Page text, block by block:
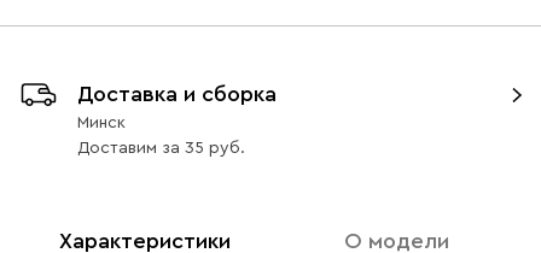
Доставка и сборка
Минск
Доставим за 35
Характеристики О модели